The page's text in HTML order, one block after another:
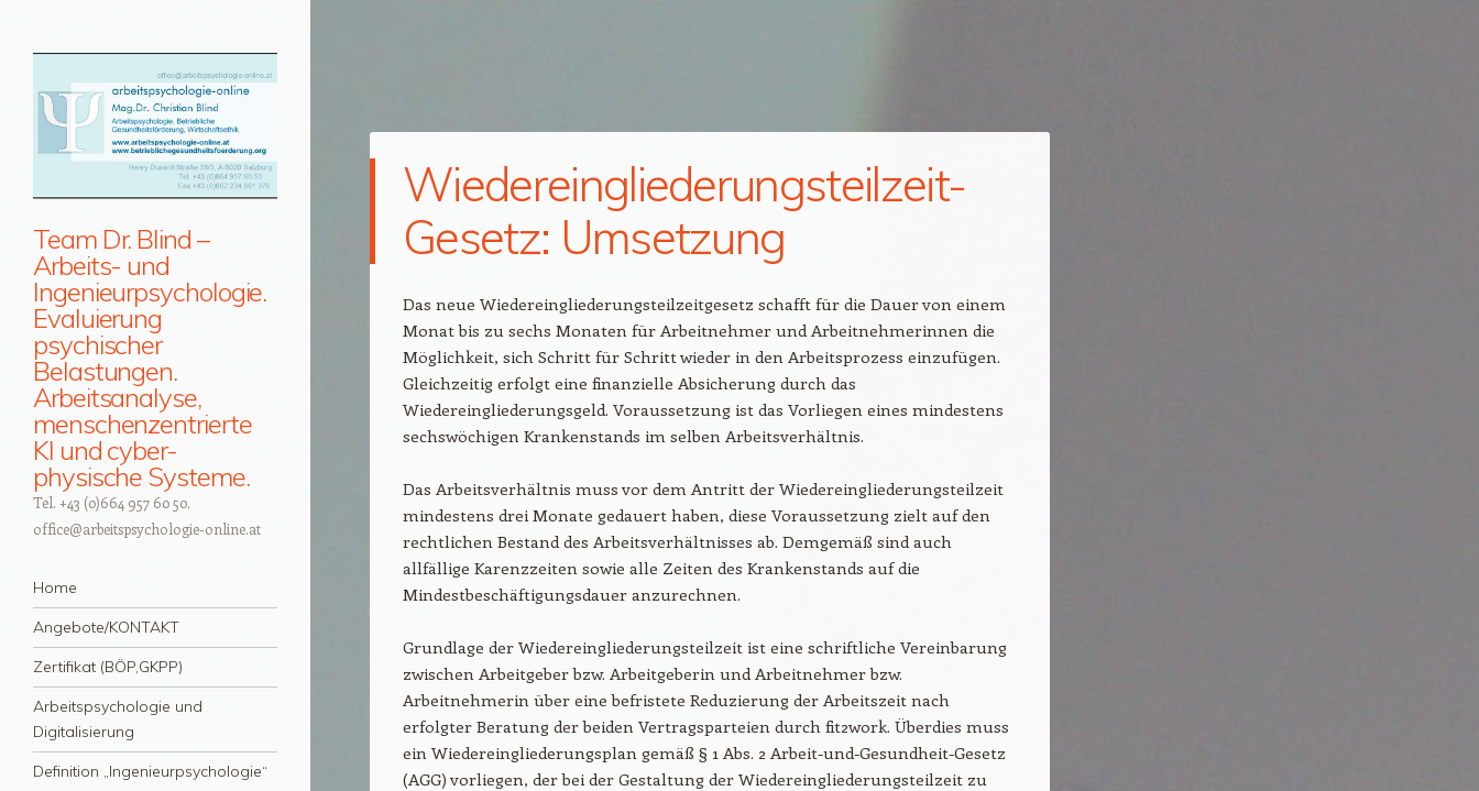
Team Dr. Blind –
Arbeits- und
Ingenieurpsychologie.
Evaluierung
psychischer
Belastungen.
Arbeitsanalyse,
menschenzentrierte
KI und cyber-
physische Systeme.
Tel. +43 (0)664 957 60 50,
office@arbeitspsychologie-online.at
Menü
Zum Inhalt springen
Home
Angebote/KONTAKT
Zertifikat (BÖP,GKPP)
Arbeitspsychologie und
Digitalisierung
Definition „Ingenieurpsychologie“
Wiedereingliederungsteilzeit-
Gesetz: Umsetzung
Das neue Wiedereingliederungsteilzeitgesetz schafft für die Dauer von einem
Monat bis zu sechs Monaten für Arbeitnehmer und Arbeitnehmerinnen die
Möglichkeit, sich Schritt für Schritt wieder in den Arbeitsprozess einzufügen.
Gleichzeitig erfolgt eine finanzielle Absicherung durch das
Wiedereingliederungsgeld. Voraussetzung ist das Vorliegen eines mindestens
sechswöchigen Krankenstands im selben Arbeitsverhältnis.
Das Arbeitsverhältnis muss vor dem Antritt der Wiedereingliederungsteilzeit
mindestens drei Monate gedauert haben, diese Voraussetzung zielt auf den
rechtlichen Bestand des Arbeitsverhältnisses ab. Demgemäß sind auch
allfällige Karenzzeiten sowie alle Zeiten des Krankenstands auf die
Mindestbeschäftigungsdauer anzurechnen.
Grundlage der Wiedereingliederungsteilzeit ist eine schriftliche Vereinbarung
zwischen Arbeitgeber bzw. Arbeitgeberin und Arbeitnehmer bzw.
Arbeitnehmerin über eine befristete Reduzierung der Arbeitszeit nach
erfolgter Beratung der beiden Vertragsparteien durch fit2work. Überdies muss
ein Wiedereingliederungsplan gemäß § 1 Abs. 2 Arbeit-und-Gesundheit-Gesetz
(AGG) vorliegen, der bei der Gestaltung der Wiedereingliederungsteilzeit zu